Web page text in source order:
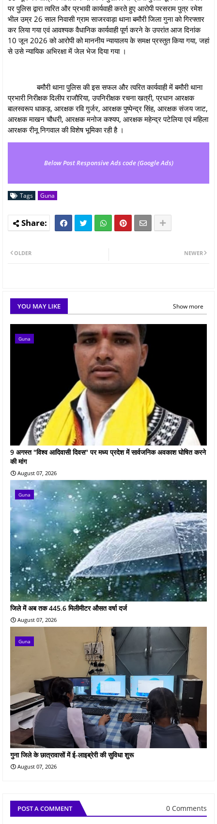
पर पुलिस द्वारा त्वरित और प्रभावी कार्यवाही करते हुए आरोपी परसराम पुत्र रमेश
भील उम्र 26 साल निवासी ग्राम साजरवाड़ा थाना बमौरी जिला गुना को गिरफ्तार
कर लिया गया एवं आवश्यक वैधानिक कार्यवाही पूर्ण करने के उपरांत आज दिनांक
10 जून 2026 को आरोपी को माननीय न्यायालय के समक्ष प्रस्तुत किया गया, जहां
से उसे न्यायिक अभिरक्षा में जेल भेज दिया गया ।
बमौरी थाना पुलिस की इस सफल और त्वरित कार्यवाही में बमौरी थाना
प्रभारी निरीक्षक दिलीप राजौरिया, उपनिरीक्षक रचना खत्री, प्रधान आरक्षक
बालस्वरूप धाकड़, आरक्षक रवि गुर्जर, आरक्षक पुष्पेन्द्र सिंह, आरक्षक संजय जाट,
आरक्षक माखन चौधरी, आरक्षक मनोज कश्यप, आरक्षक महेन्द्र पटेलिया एवं महिला
आरक्षक रीनू निगवाल की विशेष भूमिका रही है ।
Below Post Responsive Ads code (Google Ads)
Tags Guna
NEWER
OLDER
YOU MAY LIKE Show more
Guna
9 अगस्त "विश्व आदिवासी दिवस" पर मध्य प्रदेश में सार्वजनिक अवकाश घोषित करने
की मांग
August 07, 2026
Guna
जिले में अब तक 445.6 मिलीमीटर औसत वर्षा दर्ज
August 07, 2026
Guna
गुना जिले के छात्रावासों में ई-लाइब्रेरी की सुविधा शुरू
August 07, 2026
POST A COMMENT 0 Comments